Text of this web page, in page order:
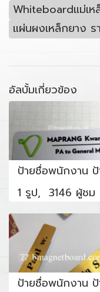
Whiteboardแม่เห
แผ่นผงเหล็กยาง ร
อัลบั้มเกี่ยวข้อง
1 รูป, 3146 ผู้ชม